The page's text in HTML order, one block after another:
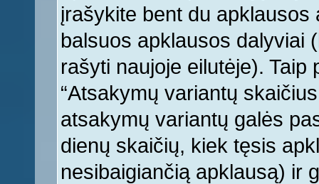
įrašykite bent du
balsuos apklausos dalyviai
rašyti naujoje eilutėje).
“Atsakymų variantų
atsakymų variantų galės
dienų skaičių, kiek tęsis
nesibaigiančią apklausą) ir